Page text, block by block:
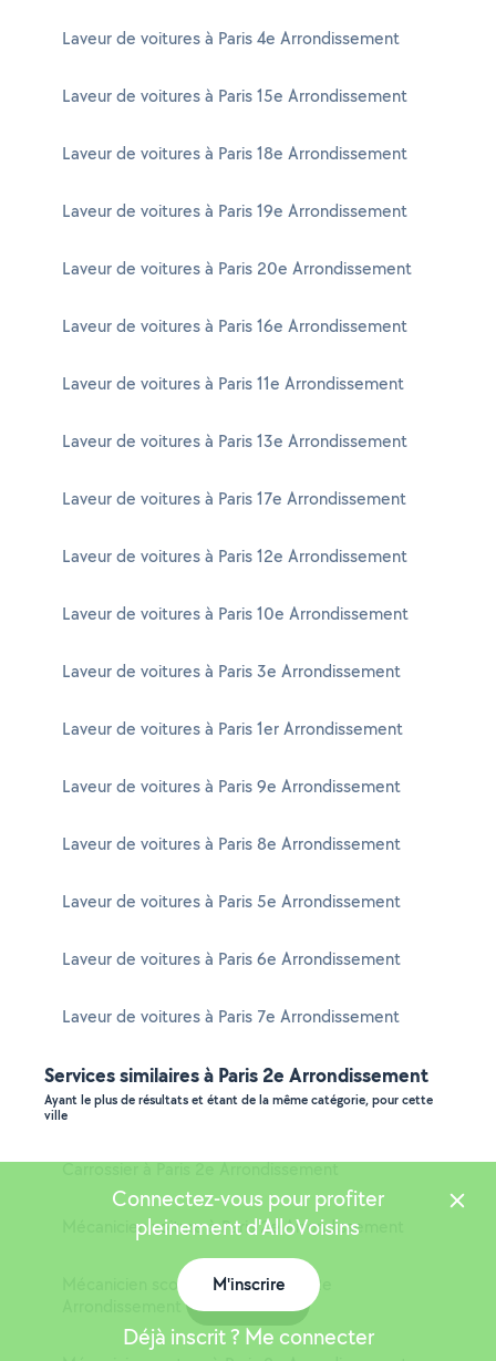
Laveur de voitures à Paris 4e Arrondissement
Laveur de voitures à Paris 15e Arrondissement
Laveur de voitures à Paris 18e Arrondissement
Laveur de voitures à Paris 19e Arrondissement
Laveur de voitures à Paris 20e Arrondissement
Laveur de voitures à Paris 16e Arrondissement
Laveur de voitures à Paris 11e Arrondissement
Laveur de voitures à Paris 13e Arrondissement
Laveur de voitures à Paris 17e Arrondissement
Laveur de voitures à Paris 12e Arrondissement
Laveur de voitures à Paris 10e Arrondissement
Laveur de voitures à Paris 3e Arrondissement
Laveur de voitures à Paris 1er Arrondissement
Laveur de voitures à Paris 9e Arrondissement
Laveur de voitures à Paris 8e Arrondissement
Laveur de voitures à Paris 5e Arrondissement
Laveur de voitures à Paris 6e Arrondissement
Laveur de voitures à Paris 7e Arrondissement
Services similaires à Paris 2e Arrondissement
Ayant le plus de résultats et étant de la même catégorie, pour cette
ville
Carrossier à Paris 2e Arrondissement
Mécanicien voiture à Paris 2e Arrondissement
Mécanicien scooter moto à Paris 2e
Arrondissement
Connectez-vous pour profiter
pleinement d'AlloVoisins
M'inscrire
Déjà inscrit ? Me connecter